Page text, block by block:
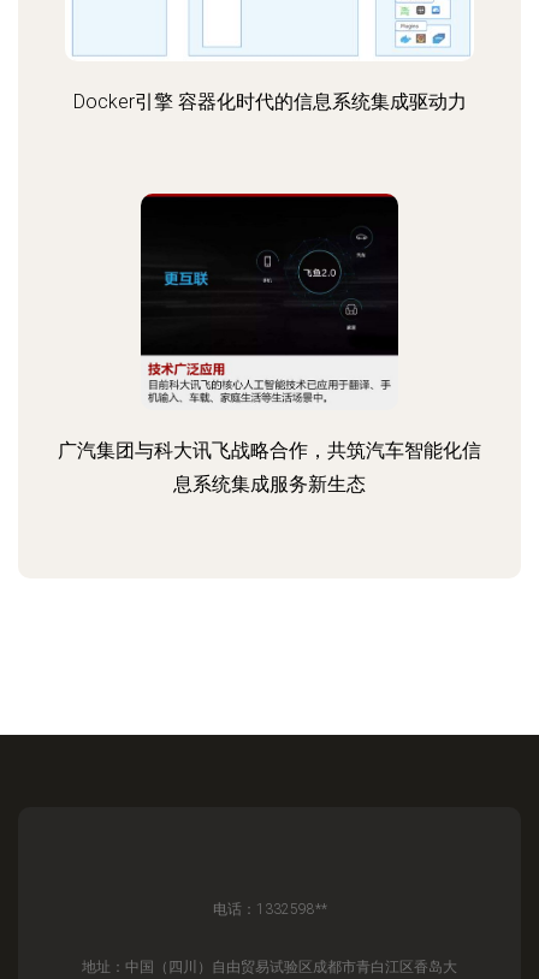
Docker引擎 容器化时代的信息系统集成驱动力
广汽集团与科大讯飞战略合作，共筑汽车智能化信
息系统集成服务新生态
电话：1332598**
地址：中国（四川）自由贸易试验区成都市青白江区香岛大